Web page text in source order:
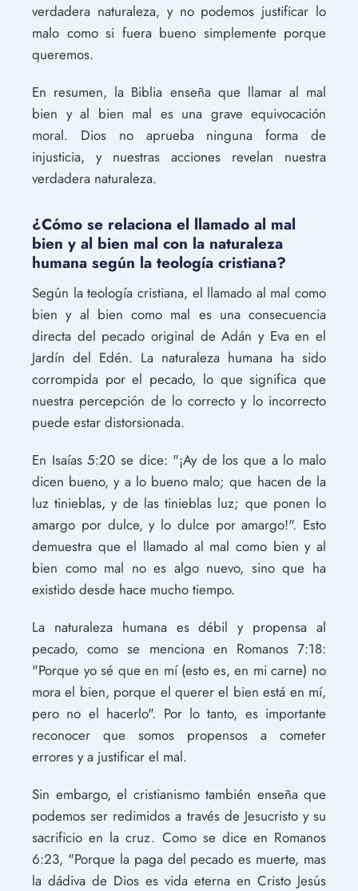
verdadera naturaleza, y no podemos justificar lo
malo como si fuera bueno simplemente porque
queremos.
En resumen, la Biblia enseña que llamar al mal
bien y al bien mal es una grave equivocación
moral. Dios no aprueba ninguna forma de
injusticia, y nuestras acciones revelan nuestra
verdadera naturaleza.
¿Cómo se relaciona el llamado al mal
bien y al bien mal con la naturaleza
humana según la teología cristiana?
Según la teología cristiana, el llamado al mal como
bien y al bien como mal es una consecuencia
directa del pecado original de Adán y Eva en el
Jardín del Edén. La naturaleza humana ha sido
corrompida por el pecado, lo que significa que
nuestra percepción de lo correcto y lo incorrecto
puede estar distorsionada.
En Isaías 5:20 se dice: "¡Ay de los que a lo malo
dicen bueno, y a lo bueno malo; que hacen de la
luz tinieblas, y de las tinieblas luz; que ponen lo
amargo por dulce, y lo dulce por amargo!". Esto
demuestra que el llamado al mal como bien y al
bien como mal no es algo nuevo, sino que ha
existido desde hace mucho tiempo.
La naturaleza humana es débil y propensa al
pecado, como se menciona en Romanos 7:18:
"Porque yo sé que en mí (esto es, en mi carne) no
mora el bien, porque el querer el bien está en mí,
pero no el hacerlo". Por lo tanto, es importante
reconocer que somos propensos a cometer
errores y a justificar el mal.
Sin embargo, el cristianismo también enseña que
podemos ser redimidos a través de Jesucristo y su
sacrificio en la cruz. Como se dice en Romanos
6:23, "Porque la paga del pecado es muerte, mas
la dádiva de Dios es vida eterna en Cristo Jesús